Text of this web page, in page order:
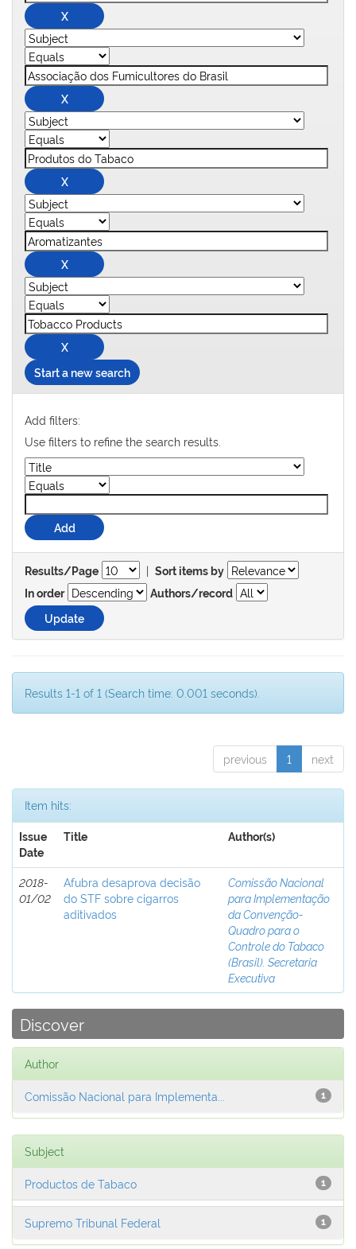
Start a new search
Add filters:
Use filters to refine the search results.
Results/Page | Sort items by
In order
Authors/record
Results 1-1 of 1 (Search time: 0.001 seconds).
previous 1 next
Item hits:
Issue
Date
Title Author(s)
2018-
01/02
Afubra desaprova decisão
do STF sobre cigarros
aditivados
Comissão Nacional
para Implementação
da Convenção-
Quadro para o
Controle do Tabaco
(Brasil). Secretaria
Executiva
Discover
Author
1
Comissão Nacional para Implementa...
Subject
1
Productos de Tabaco
1
Supremo Tribunal Federal